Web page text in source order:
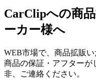
CarClipへの商
ーカー様へ
WEB市場で、商品拡販い
商品の保証・アフターが
非、ご連絡ください。